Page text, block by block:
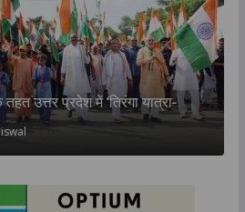
प्रदेश में ‘तिरंगा यात्रा-
TOP
के बीच